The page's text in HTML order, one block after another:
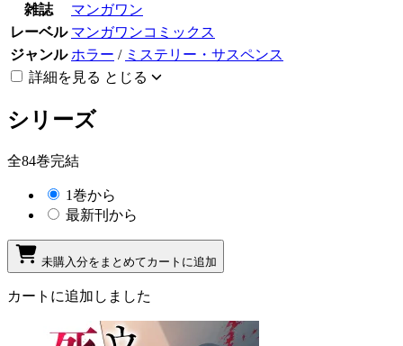
雑誌
マンガワン
レーベル マンガワンコミックス
ジャンル ホラー / ミステリー・サスペンス
詳細を見る とじる
シリーズ
全84巻完結
1巻から
最新刊から
未購入分をまとめてカートに追加
カートに追加しました